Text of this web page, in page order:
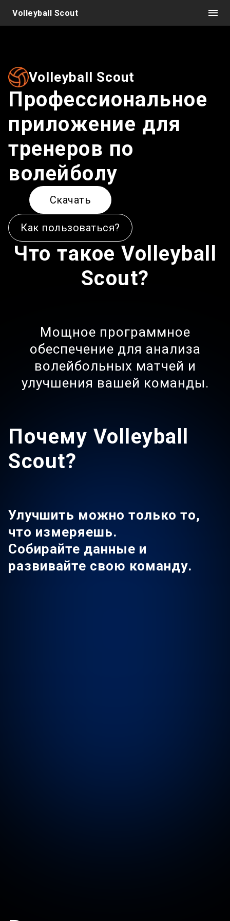
Volleyball Scout
Volleyball Scout
Профессиональное
приложение для
тренеров по
волейболу
Скачать
Как пользоваться?
Что такое Volleyball
Scout?
Мощное программное
обеспечение для анализа
волейбольных матчей и
улучшения вашей команды.
Почему Volleyball
Scout?
Улучшить можно только то,
что измеряешь.
Собирайте данные и
развивайте свою команду.